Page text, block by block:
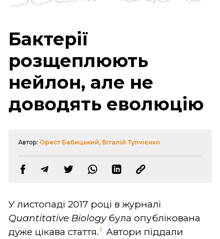
Бактерії
розщеплюють
нейлон, але не
доводять еволюцію
Автор: Орест Бабицький, Віталій Тупчієнко
У листопаді 2017 році в журналі
Quantitative Biologyбула опублікована
дуже цікава стаття. 1
Автори піддали